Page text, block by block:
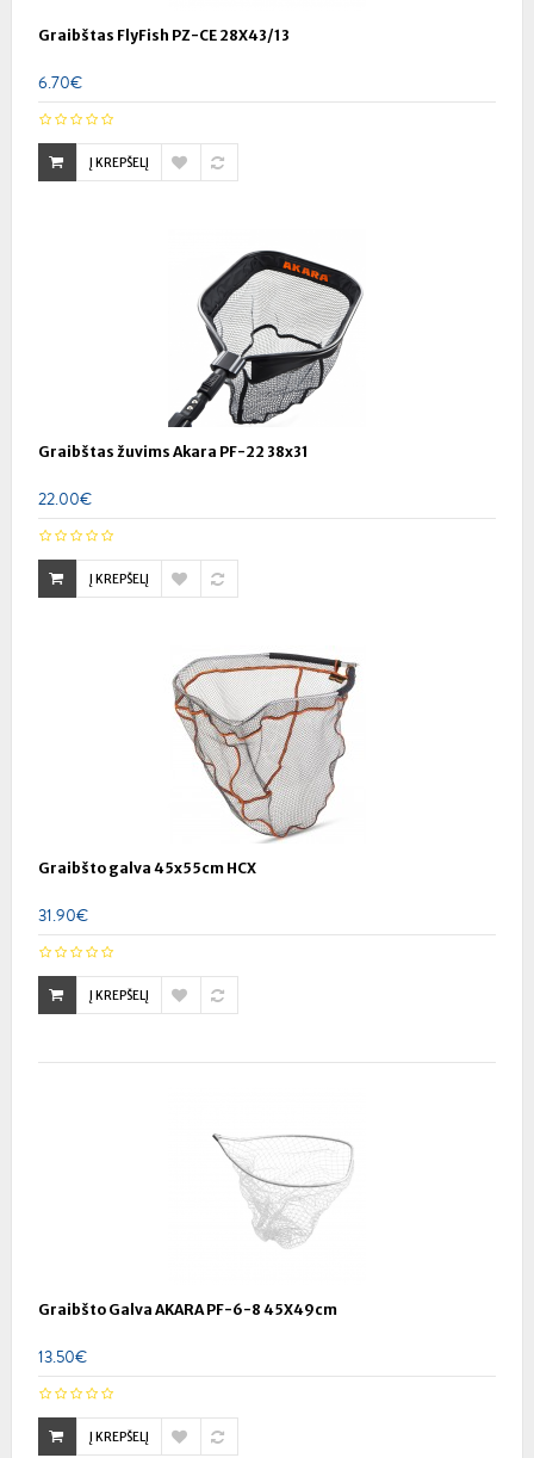
Graibštas FlyFish PZ-CE 28X43/13
6.70€
Į KREPŠELĮ
Graibštas žuvims Akara PF-22 38x31
22.00€
Į KREPŠELĮ
Graibšto galva 45x55cm HCX
31.90€
Į KREPŠELĮ
Graibšto Galva AKARA PF-6-8 45X49cm
13.50€
Į KREPŠELĮ